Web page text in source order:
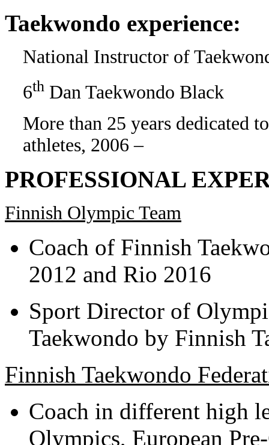
Taekwondo experience:
National Instructor of
6th Dan Taekwondo Black
More than 25 years dedicated
athletes, 2006 –
PROFESSIONAL
Finnish Olympic Team
Coach of Finnish
2012 and Rio 2016
Sport Director of
Taekwondo by Finnish
Finnish Taekwondo
Coach in different high
Olympics, European